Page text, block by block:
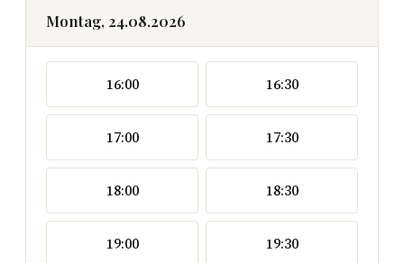
Montag, 24.08.2026
16:00 16:30
17:00 17:30
18:00 18:30
19:00 19:30